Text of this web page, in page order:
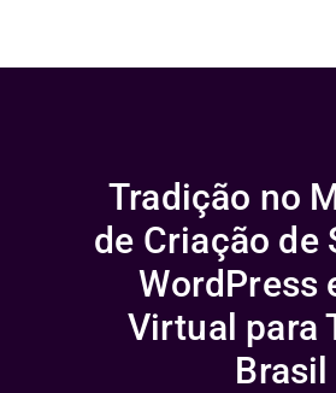
Tradição no
de Criação de
WordPress
Virtual para
Brasil